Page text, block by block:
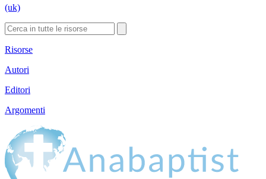
(uk)
Risorse
Autori
Editori
Argomenti